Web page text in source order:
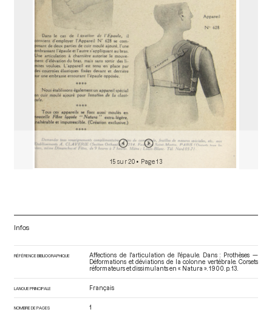
15 sur 20• Page 13
Infos
RÉFÉRENCE BIBLIOGRAPHIQUE
Affections de l'articulation de l'épaule. Dans : Prothèses —
Déformations et déviations de la colonne vertébrale. Corsets
réformateurs et dissimulants en « Natura » . 1900. p. 13.
LANGUE PRINCIPALE Français
NOMBRE DE PAGES 1